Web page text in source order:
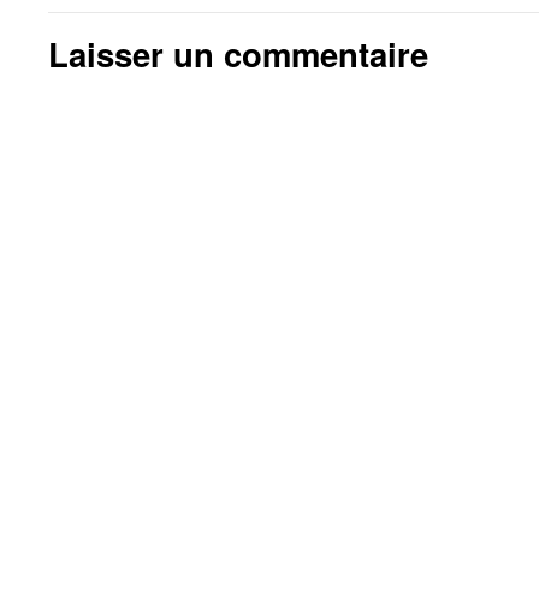
Laisser un commentaire